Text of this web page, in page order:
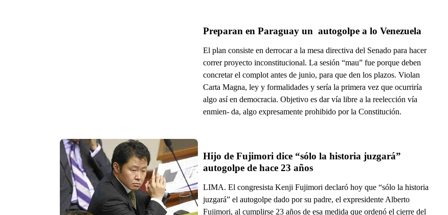
Preparan en Paraguay un  autogolpe a lo Venezuela
El plan consiste en derrocar a la mesa directiva del Senado para hacer
correr proyecto inconstitucional. La sesión “mau” fue porque deben
concretar el complot antes de junio, para que den los plazos. Violan
Carta Magna, ley y formalidades y sería la primera vez que ocurriría
algo así en democracia. Objetivo es dar vía libre a la reelección vía
enmien- da, algo expresamente prohibido por la Constitución.
Hijo de Fujimori dice “sólo la historia juzgará”
autogolpe de hace 23 años
LIMA. El congresista Kenji Fujimori declaró hoy que “sólo la historia
juzgará” el autogolpe dado por su padre, el expresidente Alberto
Fujimori, al cumplirse 23 años de esa medida que ordenó el cierre del